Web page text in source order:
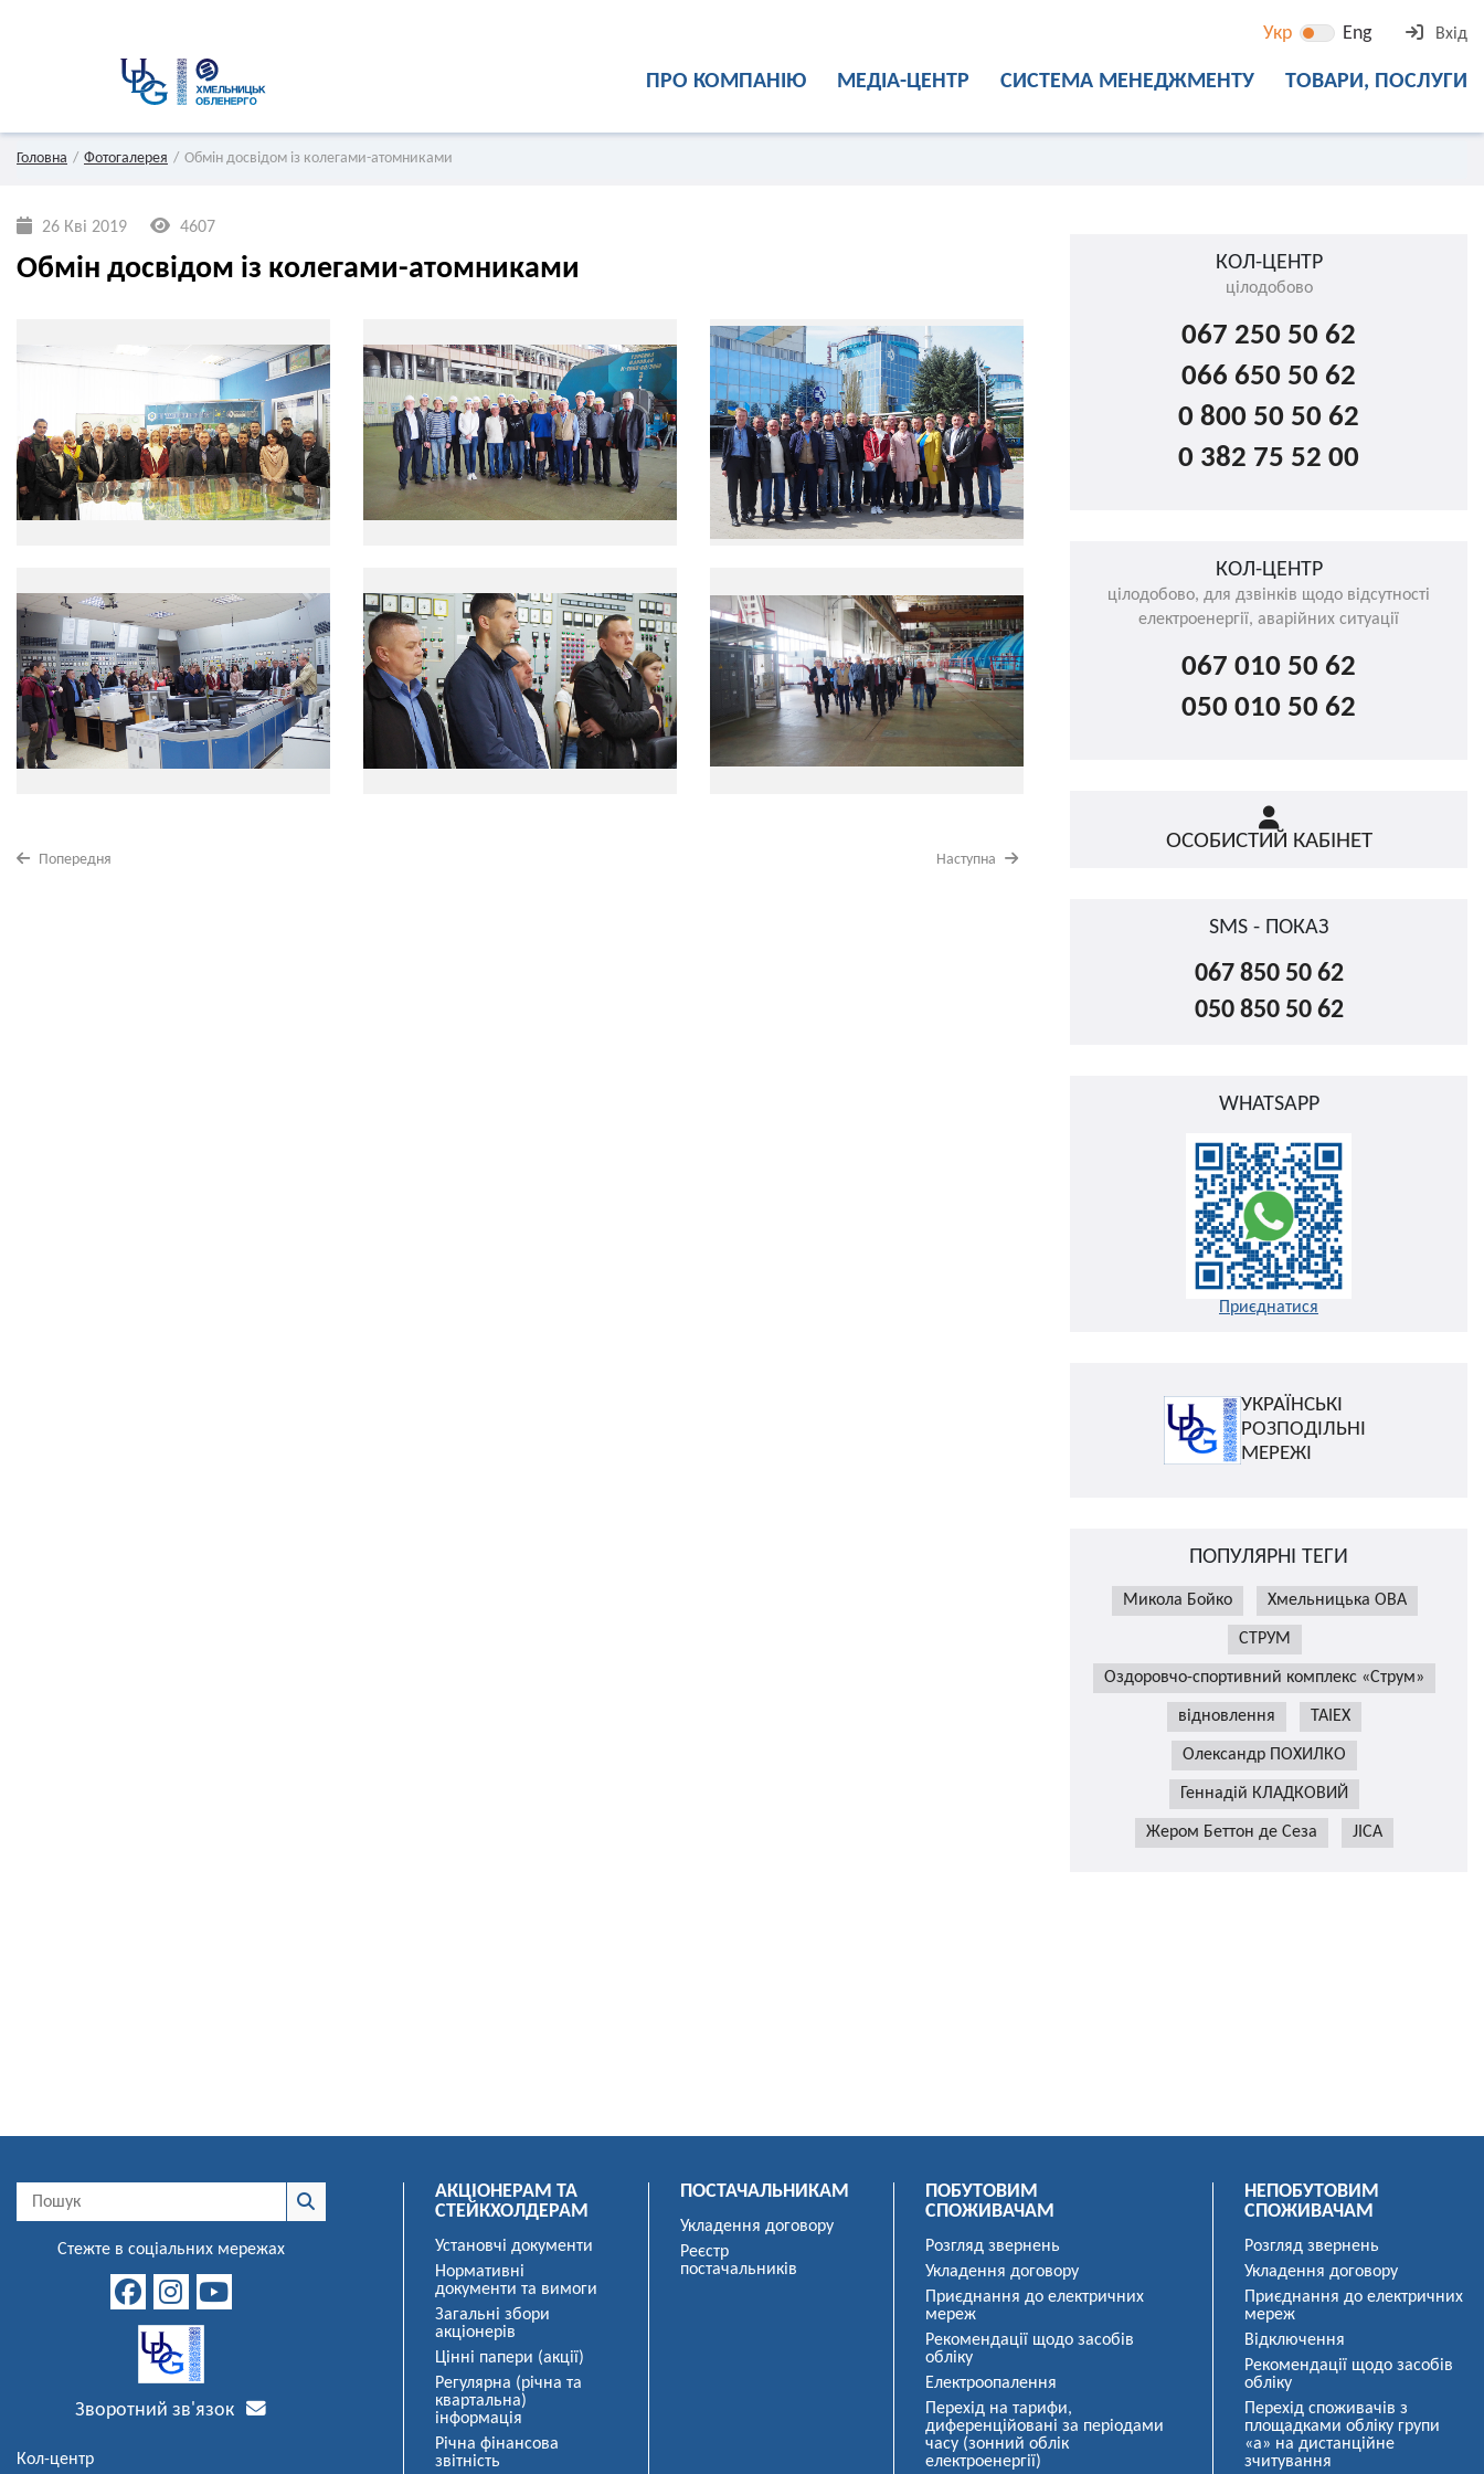
Укр Eng Вхід
ПРО КОМПАНІЮ МЕДІА-ЦЕНТР СИСТЕМА МЕНЕДЖМЕНТУ ТОВАРИ, ПОСЛУГИ
Головна Фотогалерея Обмін досвідом із колегами-атомниками
26 Кві 2019 4607
Обмін досвідом із колегами-атомниками
Попередня Наступна
КОЛ-ЦЕНТР
цілодобово
067 250 50 62
066 650 50 62
0 800 50 50 62
0 382 75 52 00
КОЛ-ЦЕНТР
цілодобово, для дзвінків щодо відсутності
електроенергії, аварійних ситуації
067 010 50 62
050 010 50 62
ОСОБИСТИЙ КАБІНЕТ
SMS - ПОКАЗ
067 850 50 62
050 850 50 62
WHATSAPP
Приєднатися
УКРАЇНСЬКІ
РОЗПОДІЛЬНІ
МЕРЕЖІ
ПОПУЛЯРНІ ТЕГИ
Микола Бойко Хмельницька ОВА
СТРУМ
Оздоровчо-спортивний комплекс «Струм»
відновлення TAIEX
Олександр ПОХИЛКО
Геннадій КЛАДКОВИЙ
Жером Беттон де Сеза JICA
Стежте в соціальних мережах
Зворотний зв'язок
Кол-центр
АКЦІОНЕРАМ ТА
СТЕЙКХОЛДЕРАМ
Установчі документи
Нормативні
документи та вимоги
Загальні збори
акціонерів
Цінні папери (акції)
Регулярна (річна та
квартальна)
інформація
Річна фінансова
звітність
ПОСТАЧАЛЬНИКАМ
Укладення договору
Реєстр
постачальників
ПОБУТОВИМ
СПОЖИВАЧАМ
Розгляд звернень
Укладення договору
Приєднання до електричних
мереж
Рекомендації щодо засобів
обліку
Електроопалення
Перехід на тарифи,
диференційовані за періодами
часу (зонний облік
електроенергії)
НЕПОБУТОВИМ
СПОЖИВАЧАМ
Розгляд звернень
Укладення договору
Приєднання до електричних
мереж
Відключення
Рекомендації щодо засобів
обліку
Перехід споживачів з
площадками обліку групи
«а» на дистанційне
зчитування